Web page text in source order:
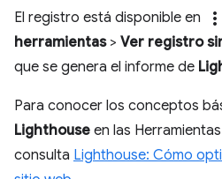
El registro está disponible en more_vert
herramientas> Ver registro
que se genera el informe de
Para conocer los conceptos
Lighthouse en las
consulta Lighthouse: Cómo